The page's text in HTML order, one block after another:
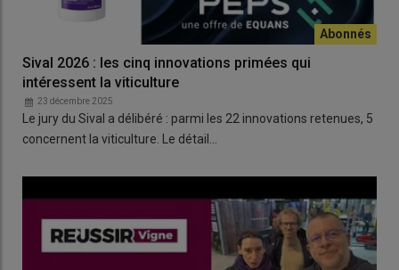
Sival 2026 : les cinq innovations primées qui
intéressent la viticulture
23 décembre 2025
Le jury du Sival a délibéré : parmi les 22 innovations retenues, 5
concernent la viticulture. Le détail…